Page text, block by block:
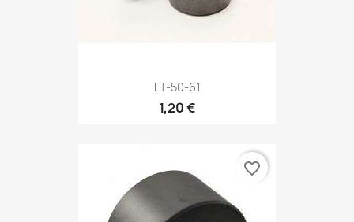
FT-50-61
1,20 €
favorite_border